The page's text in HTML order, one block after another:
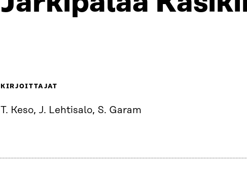
KIRJOITTAJAT
T. Keso, J. Lehtisalo, S. Garam